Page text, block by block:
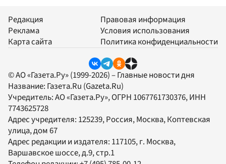
Редакция
Реклама
Карта сайта
Правовая информация
Условия использования
Политика конфиденциальности
© АО «Газета.Ру» (1999-2026) – Главные новости дня
Название: Газета.Ru (Gazeta.Ru)
Учредитель:АО «Газета.Ру», ОГРН 1067761730376, ИНН
7743625728
Адрес учредителя: 125239, Россия, Москва, Коптевская
улица, дом 67
Адрес редакции и издателя: 117105, г. Москва,
Варшавское шоссе, д.9, стр.1